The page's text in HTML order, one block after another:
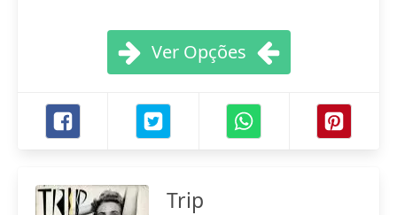
Ver Opções
Trip